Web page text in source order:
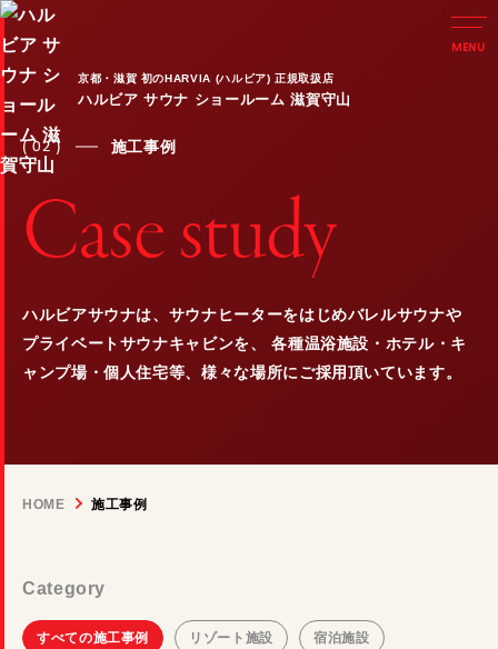
京都・滋賀 初のHARVIA (ハルビア) 正規取扱店
ハルビア サウナ ショールーム 滋賀守山
MENU
商品紹介
Products
施工事例
Case study
選ばれる理由 / 導入フロー
Reason
Show room
SAUNA MAGAZINE
( 02 ) 施工事例
Casestudy
ハルビアサウナは、サウナヒーターをはじめバレルサウナや
プライベートサウナキャビンを、
各種温浴施設・ホテル・キ
ャンプ場・個人住宅等、様々な場所にご採用頂いています。
HOME 施工事例
Category
すべての施工事例 リゾート施設 宿泊施設